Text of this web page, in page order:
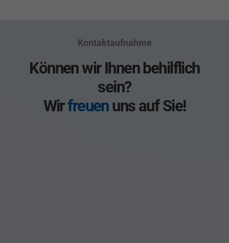
Kontaktaufnahme
Können wir Ihnen behilflich
sein?
Wirfreuenuns auf Sie!